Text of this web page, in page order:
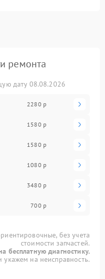
ремонта
дату 08.08.2026
2280 р
1580 р
1580 р
1080 р
3480 р
700 р
без учета
стоимости запчастей.
бесплатную диагностику.
на неисправность.